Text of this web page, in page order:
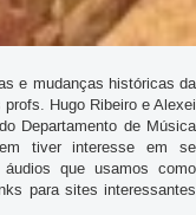
e mudanças históricas da
Hugo Ribeiro e Alexei
Departamento de Música
tiver interesse em se
que usamos como
para sites interessantes